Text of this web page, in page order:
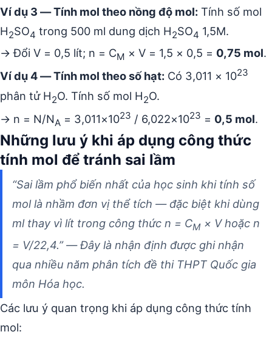
Ví dụ 3 — Tính mol theo nồng độ mol: Tính số mol
H2SO4 trong 500 ml dung dịch H2SO4 1,5M.
→ Đổi V = 0,5 lít; n = CM × V = 1,5 × 0,5 = 0,75 mol.
Ví dụ 4 — Tính mol theo số hạt: Có 3,011 × 1023
phân tử H2O. Tính số mol H2O.
→ n = N/NA = 3,011×1023 / 6,022×1023 = 0,5 mol.
Những lưu ý khi áp dụng công thức
tính mol để tránh sai lầm
“Sai lầm phổ biến nhất của học sinh khi tính số
mol là nhầm đơn vị thể tích — đặc biệt khi dùng
ml thay vì lít trong công thức n = CM × V hoặc n
= V/22,4.” — Đây là nhận định được ghi nhận
qua nhiều năm phân tích đề thi THPT Quốc gia
môn Hóa học.
Các lưu ý quan trọng khi áp dụng công thức tính
mol: